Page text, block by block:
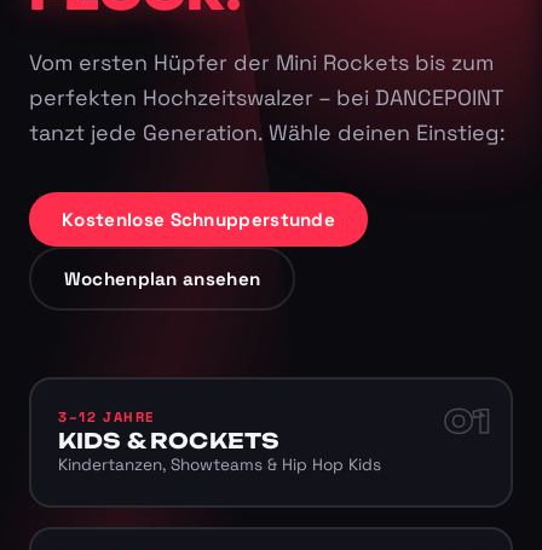
Vom ersten Hüpfer der Mini Rockets bis zum
perfekten Hochzeitswalzer – bei DANCEPOINT
tanzt jede Generation. Wähle deinen Einstieg:
Kostenlose Schnupperstunde
Wochenplan ansehen
01
3–12 JAHRE
KIDS & ROCKETS
Kindertanzen, Showteams & Hip Hop Kids